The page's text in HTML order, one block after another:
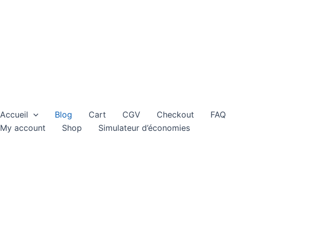
Accueil Blog Cart CGV Checkout
FAQ
My account
Shop Simulateur d’économies